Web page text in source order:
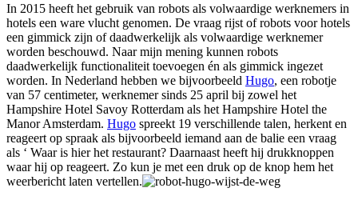
In 2015 heeft het gebruik van robots als volwaardige werknemers in
hotels een ware vlucht genomen. De vraag rijst of robots voor hotels
een gimmick zijn of daadwerkelijk als volwaardige werknemer
worden beschouwd. Naar mijn mening kunnen robots
daadwerkelijk functionaliteit toevoegen én als gimmick ingezet
worden. In Nederland hebben we bijvoorbeeld Hugo, een robotje
van 57 centimeter, werknemer sinds 25 april bij zowel het
Hampshire Hotel Savoy Rotterdam als het Hampshire Hotel the
Manor Amsterdam. Hugo spreekt 19 verschillende talen, herkent en
reageert op spraak als bijvoorbeeld iemand aan de balie een vraag
als ‘ Waar is hier het restaurant? Daarnaast heeft hij drukknoppen
waar hij op reageert. Zo kun je met een druk op de knop hem het
weerbericht laten vertellen.